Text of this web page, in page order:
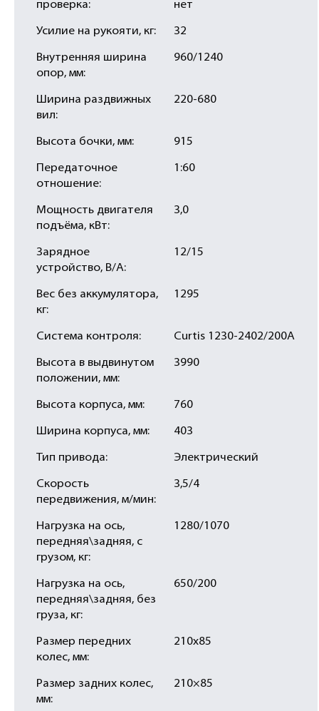
проверка: нет
Усилие на рукояти, кг: 32
Внутренняя ширина
опор, мм:
960/1240
Ширина раздвижных
вил:
220-680
Высота бочки, мм: 915
Передаточное
отношение:
1:60
Мощность двигателя
подъёма, кВт:
3,0
Зарядное
устройство, В/А:
12/15
Вес без аккумулятора,
кг:
1295
Система контроля: Curtis 1230-2402/200A
Высота в выдвинутом
положении, мм:
3990
Высота корпуса, мм: 760
Ширина корпуса, мм: 403
Тип привода: Электрический
Скорость
передвижения, м/мин:
3,5/4
Нагрузка на ось,
передняя\задняя, с
грузом, кг:
1280/1070
Нагрузка на ось,
передняя\задняя, без
груза, кг:
650/200
Размер передних
колес, мм:
210х85
Размер задних колес,
мм:
210×85